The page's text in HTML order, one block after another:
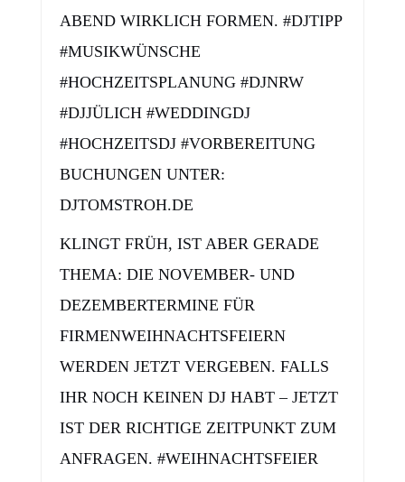
ABEND WIRKLICH FORMEN. #DJTIPP
#MUSIKWÜNSCHE
#HOCHZEITSPLANUNG #DJNRW
#DJJÜLICH #WEDDINGDJ
#HOCHZEITSDJ #VORBEREITUNG
BUCHUNGEN UNTER:
DJTOMSTROH.DE
KLINGT FRÜH, IST ABER GERADE
THEMA: DIE NOVEMBER- UND
DEZEMBERTERMINE FÜR
FIRMENWEIHNACHTSFEIERN
WERDEN JETZT VERGEBEN. FALLS
IHR NOCH KEINEN DJ HABT – JETZT
IST DER RICHTIGE ZEITPUNKT ZUM
ANFRAGEN. #WEIHNACHTSFEIER